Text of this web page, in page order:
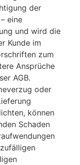
der
eine
und wird die
Kunde im
zum
Ansprüche
AGB.
oder
können
Schaden